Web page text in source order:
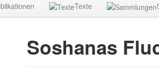
Texte
Soshanas